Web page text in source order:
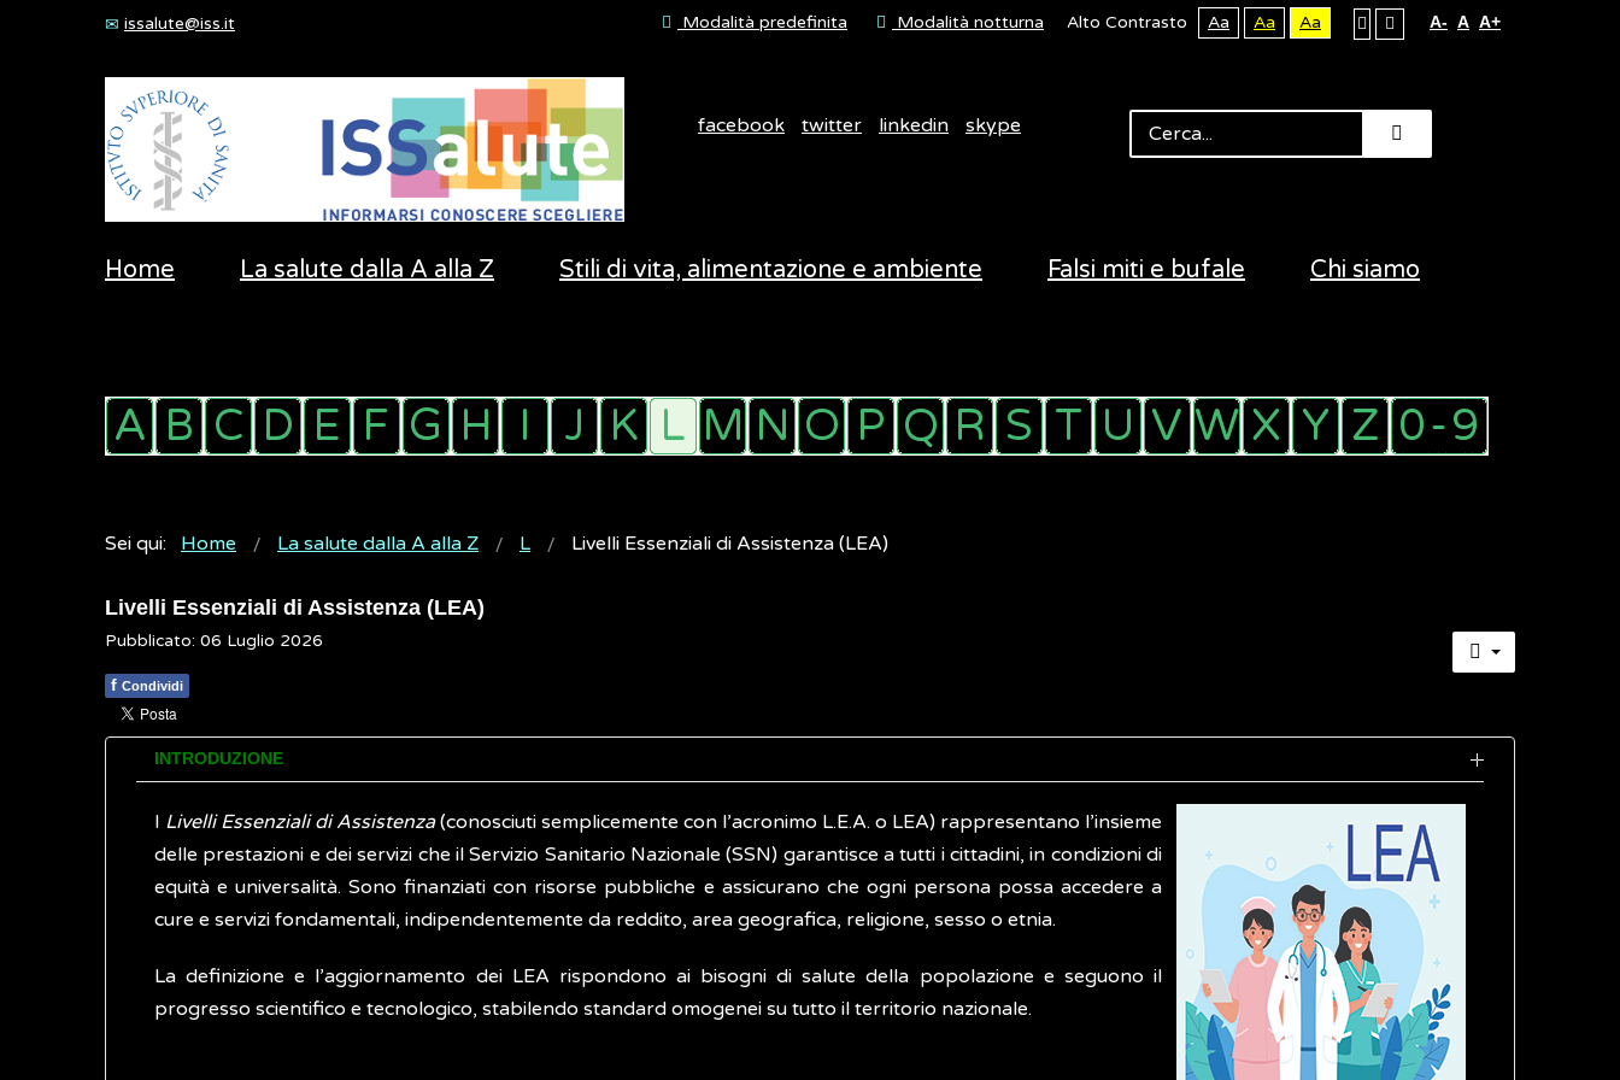
issalute@iss.it Modalità predefinita Modalità notturna Alto Contrasto Aa Aa Aa A- A A+
facebook twitter linkedin skype
Home La salute dalla A alla Z Stili di vita, alimentazione e ambiente Falsi miti e bufale Chi siamo
Sei qui: Home La salute dalla A alla Z L Livelli Essenziali di Assistenza (LEA)
Livelli Essenziali di Assistenza (LEA)
Pubblicato: 06 Luglio 2026
f Condividi
INTRODUZIONE
I Livelli Essenziali di Assistenza(conosciuti semplicemente con l’acronimo L.E.A. o LEA) rappresentano l’insieme
delle prestazioni e dei servizi che il Servizio Sanitario Nazionale (SSN) garantisce a tutti i cittadini, in condizioni di
equità e universalità. Sono finanziati con risorse pubbliche e assicurano che ogni persona possa accedere a
cure e servizi fondamentali, indipendentemente da reddito, area geografica, religione, sesso o etnia.
La definizione e l’aggiornamento dei LEA rispondono ai bisogni di salute della popolazione e seguono il
progresso scientifico e tecnologico, stabilendo standard omogenei su tutto il territorio nazionale.